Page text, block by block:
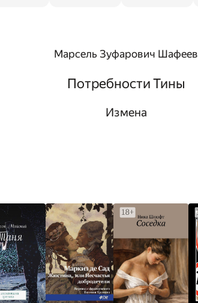
Марсель Зуфарович Шафеев
Потребности Тины
Измена